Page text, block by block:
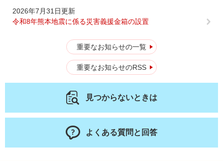
2026年7月31日更新
令和8年熊本地震に係る災害義援金箱の設置
重要なお知らせの一覧
重要なお知らせのRSS
見つからないときは
よくある質問と回答